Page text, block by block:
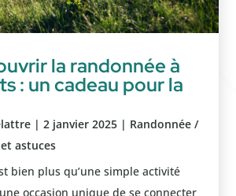
la randonnée à
: un cadeau pour la
|2 janvier 2025 | Randonnée /
astuces
bien plus qu’une simple activité
occasion unique de se connecter